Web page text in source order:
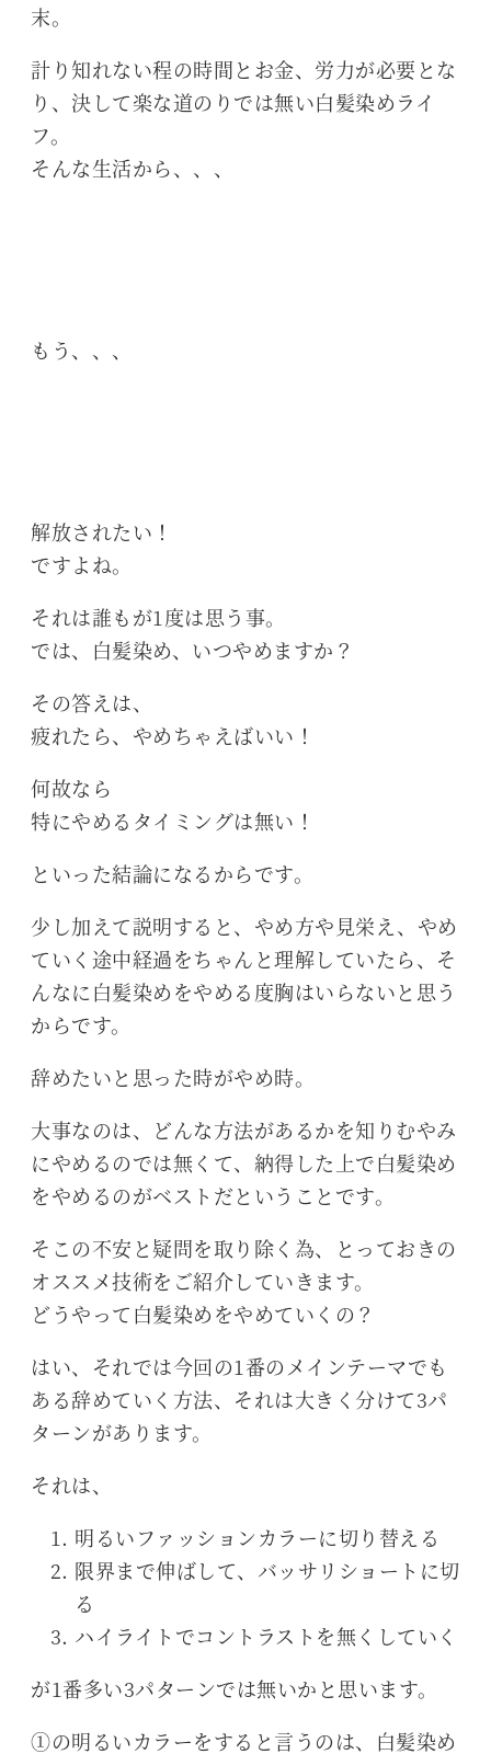
末。
計り知れない程の時間とお金、労力が必要とな
り、決して楽な道のりでは無い白髪染めライ
フ。
そんな生活から、、、
もう、、、
解放されたい！
ですよね。
それは誰もが1度は思う事。
では、白髪染め、いつやめますか？
その答えは、
疲れたら、やめちゃえばいい！
何故なら
特にやめるタイミングは無い！
といった結論になるからです。
少し加えて説明すると、やめ方や見栄え、やめ
ていく途中経過をちゃんと理解していたら、そ
んなに白髪染めをやめる度胸はいらないと思う
からです。
辞めたいと思った時がやめ時。
大事なのは、どんな方法があるかを知りむやみ
にやめるのでは無くて、納得した上で白髪染め
をやめるのがベストだということです。
そこの不安と疑問を取り除く為、とっておきの
オススメ技術をご紹介していきます。
どうやって白髪染めをやめていくの？
はい、それでは今回の1番のメインテーマでも
ある辞めていく方法、それは大きく分けて3パ
ターンがあります。
それは、
明るいファッションカラーに切り替える
限界まで伸ばして、バッサリショートに切
る
ハイライトでコントラストを無くしていく
が1番多い3パターンでは無いかと思います。
①の明るいカラーをすると言うのは、白髪染め